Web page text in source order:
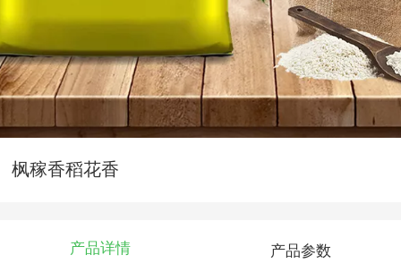
枫稼香稻花香
产品详情 产品参数